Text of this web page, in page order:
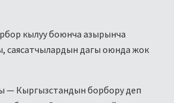
кылуу боюнча азырынча
саясатчылардын дагы оюнда жок
— Кыргызстандын борбору деп